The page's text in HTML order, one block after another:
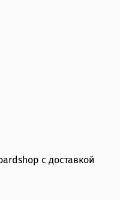
с доставкой